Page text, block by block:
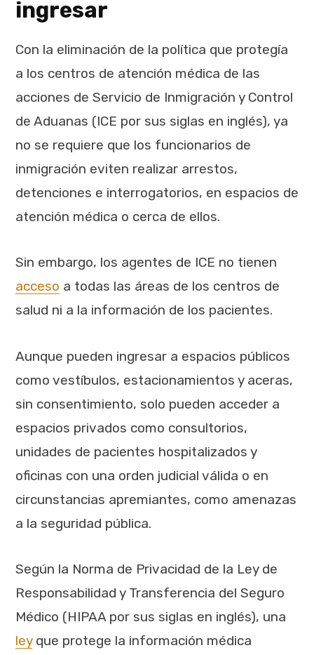
ingresar
Con la eliminación de la política que protegía
a los centros de atención médica de las
acciones de Servicio de Inmigración y Control
de Aduanas (ICE por sus siglas en inglés), ya
no se requiere que los funcionarios de
inmigración eviten realizar arrestos,
detenciones e interrogatorios, en espacios de
atención médica o cerca de ellos.
Sin embargo, los agentes de ICE no tienen
acceso a todas las áreas de los centros de
salud ni a la información de los pacientes.
Aunque pueden ingresar a espacios públicos
como vestíbulos, estacionamientos y aceras,
sin consentimiento, solo pueden acceder a
espacios privados como consultorios,
unidades de pacientes hospitalizados y
oficinas con una orden judicial válida o en
circunstancias apremiantes, como amenazas
a la seguridad pública.
Según la Norma de Privacidad de la Ley de
Responsabilidad y Transferencia del Seguro
Médico (HIPAA por sus siglas en inglés), una
leyque protege la información médica